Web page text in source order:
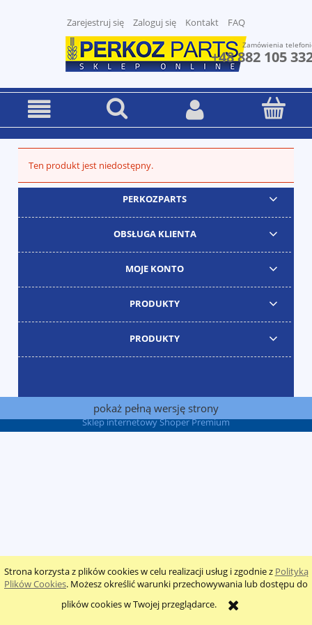
Strona korzysta z plików cookies w celu realizacji usług i zgodnie z Polityką
Plików Cookies. Możesz określić warunki przechowywania lub dostępu do
plików cookies w Twojej przeglądarce.
Zarejestruj się Zaloguj się Kontakt FAQ
Zamówienia
+48 882 105
Ten produkt jest niedostępny.
PERKOZPARTS
OBSŁUGA KLIENTA
MOJE KONTO
PRODUKTY
PRODUKTY
pokaż pełną wersję strony
Sklep internetowy Shoper Premium